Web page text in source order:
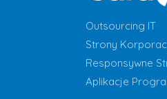
Outsourcing IT
Strony
Responsywne
Aplikacje